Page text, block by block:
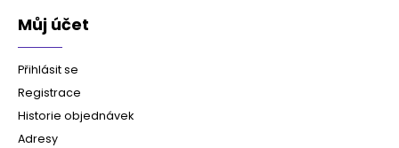
Můj účet
Přihlásit se
Registrace
Historie objednávek
Adresy